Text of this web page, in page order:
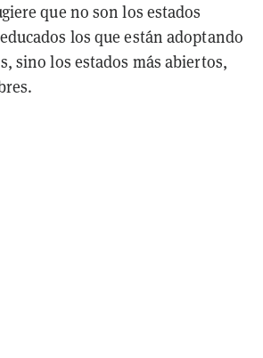
que no son los estados
los que están adoptando
sino los estados más abiertos,